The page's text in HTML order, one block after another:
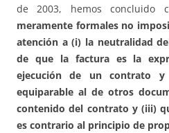
de 2003, hemos concluido
meramente formales no
atención a (i) la neutralidad
de que la factura es la
ejecución de un contrato
equiparable al de otros
contenido del contrato y (iii)
es contrario al principio de